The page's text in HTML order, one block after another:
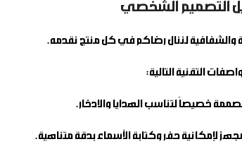
التصميم الشخصي
والشفافية لننال رضاكم في كل منتج نقدمه.
التقنية التالية:
حفر وكتابة الأسماء بدقة متناهية.